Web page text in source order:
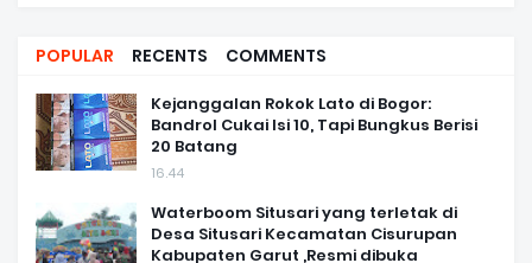
POPULAR RECENTS COMMENTS
Kejanggalan Rokok Lato di Bogor:
Bandrol Cukai Isi 10, Tapi Bungkus Berisi
20 Batang
16.44
Waterboom Situsari yang terletak di
Desa Situsari Kecamatan Cisurupan
Kabupaten Garut ,Resmi dibuka